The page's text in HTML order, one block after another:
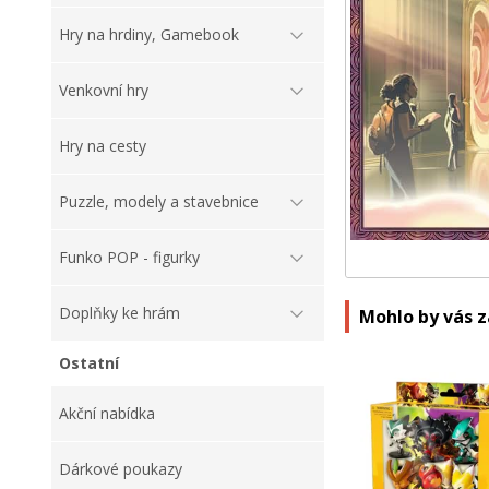
Hry na hrdiny, Gamebook
Venkovní hry
Hry na cesty
Puzzle, modely a stavebnice
Funko POP - figurky
Doplňky ke hrám
Ostatní
Akční nabídka
Dárkové poukazy
Mohlo by vás